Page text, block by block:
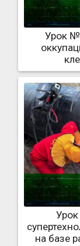
Урок
на базе